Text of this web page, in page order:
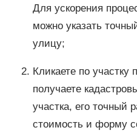
Для ускорения
можно указать
улицу;
Кликаете по
получаете
участка, его точный
стоимость и форму